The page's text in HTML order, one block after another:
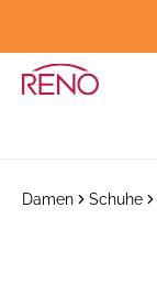
Damen Schuhe